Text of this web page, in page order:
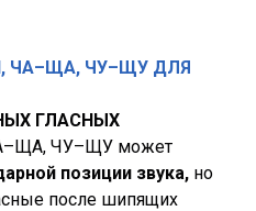
ЧА–ЩА, ЧУ–ЩУ ДЛЯ
ГЛАСНЫХ
ЧУ–ЩУ может
позиции звука, но
после шипящих